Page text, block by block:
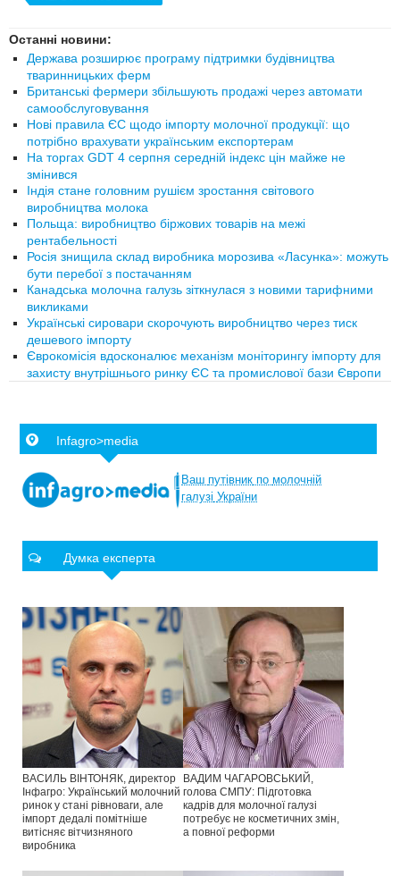
Останні новини:
Держава розширює програму підтримки будівництва
тваринницьких ферм
Британські фермери збільшують продажі через автомати
самообслуговування
Нові правила ЄС щодо імпорту молочної продукції: що
потрібно врахувати українським експортерам
На торгах GDT 4 серпня середній індекс цін майже не
змінився
Індія стане головним рушієм зростання світового
виробництва молока
Польща: виробництво біржових товарів на межі
рентабельності
Росія знищила склад виробника морозива «Ласунка»: можуть
бути перебої з постачанням
Канадська молочна галузь зіткнулася з новими тарифними
викликами
Українські сировари скорочують виробництво через тиск
дешевого імпорту
Єврокомісія вдосконалює механізм моніторингу імпорту для
захисту внутрішнього ринку ЄС та промислової бази Європи
Infagro>media
Ваш путівник по молочній
галузі України
Думка експерта
ВАСИЛЬ ВІНТОНЯК, директор
Інфагро: Український молочний
ринок у стані рівноваги, але
імпорт дедалі помітніше
витісняє вітчизняного
виробника
ВАДИМ ЧАГАРОВСЬКИЙ,
голова СМПУ: Підготовка
кадрів для молочної галузі
потребує не косметичних змін,
а повної реформи